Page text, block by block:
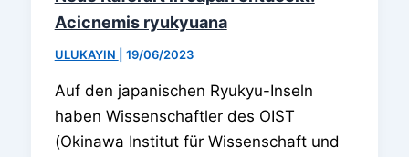
Acicnemis ryukyuana
ULUKAYIN 19/06/2023
Auf den japanischen Ryukyu-Inseln
haben Wissenschaftler des OIST
(Okinawa Institut für Wissenschaft und